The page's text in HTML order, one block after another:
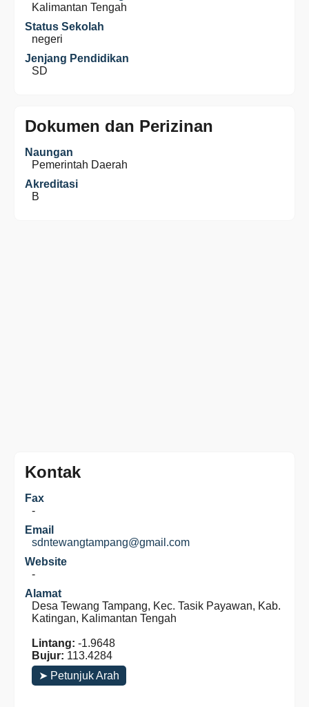
Kalimantan Tengah
Status Sekolah
negeri
Jenjang Pendidikan
SD
Dokumen dan Perizinan
Naungan
Pemerintah Daerah
Akreditasi
B
Kontak
Fax
-
Email
sdntewangtampang@gmail.com
Website
-
Alamat
Desa Tewang Tampang, Kec. Tasik Payawan, Kab.
Katingan, Kalimantan Tengah
Lintang: -1.9648
Bujur: 113.4284
➤ Petunjuk Arah